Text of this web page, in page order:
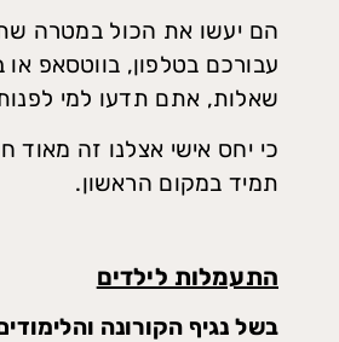
הם יעשו את הכול במטרה
עבורכם בטלפון, בווטסאפ או
שאלות, אתם תדעו למי
כי יחס אישי אצלנו זה מאוד
תמיד במקום הראשון.
התעמלות לילדים
בשל נגיף הקורונה